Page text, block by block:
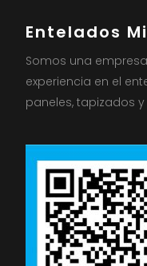
Entelados
Somos una
experiencia en el
paneles, tapizados